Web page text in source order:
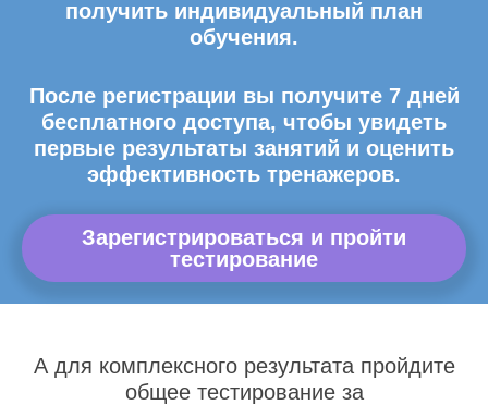
получить индивидуальный план
обучения.
После регистрации вы получите 7 дней
бесплатного доступа, чтобы увидеть
первые результаты занятий и оценить
эффективность тренажеров.
Зарегистрироваться и пройти
тестирование
А для комплексного результата пройдите
общее тестирование за